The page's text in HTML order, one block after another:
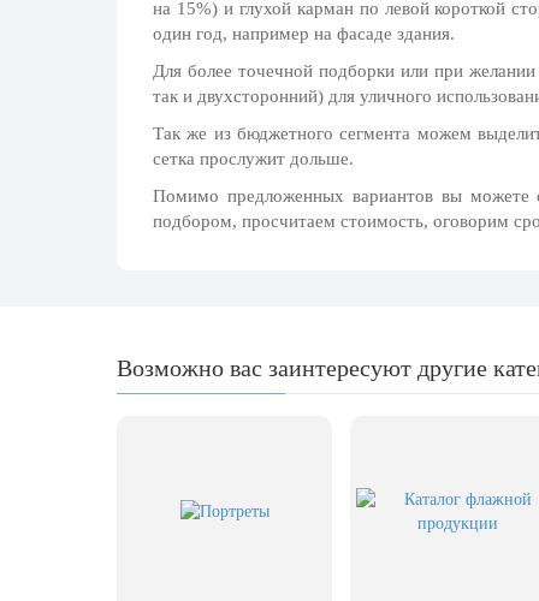
20 декабря, День работника органов
безопасности
Новогоднее оформление
19 января, Крещение Господне
22 января, День дедушки
8 марта, Международный женский
на 15%) и глухой карман по левой короткой
один год, например на фасаде здания.
Для более точечной подборки или при
так и двухсторонний) для уличного
Так же из бюджетного сегмента можем
сетка прослужит дольше.
Помимо предложенных вариантов вы можете
подбором, просчитаем стоимость, оговорим
Возможно вас заинтересуют другие